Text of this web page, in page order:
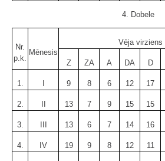
4. Dobele
Nr.
p.k.
Mēnesis
Vēja virziens
Z
ZA A DA D
1. 9 8 6 12 17
2. 13 7 9 15 15
3. 13 6 7 14 16
4. IV 19 9 8 12 11